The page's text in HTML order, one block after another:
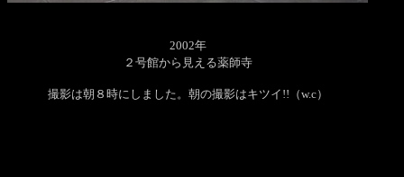
2002年
２号館から見える薬師寺
撮影は朝８時にしました。朝の撮影はキツイ!!（w.c）